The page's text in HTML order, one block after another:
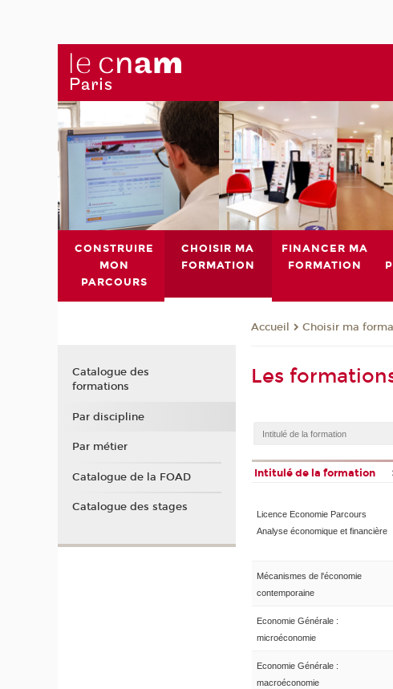
CONSTRUIRE
MON
PARCOURS
CHOISIR MA
FORMATION
FINANCER MA
FORMATION
Accueil Choisir ma
Les
Intitulé de la formation
Licence Economie Parcours
Analyse économique et financière
Mécanismes de l'économie
contemporaine
Economie Générale :
microéconomie
Economie Générale :
macroéconomie
Catalogue des
formations
Par discipline
Par métier
Catalogue de la FOAD
Catalogue des stages